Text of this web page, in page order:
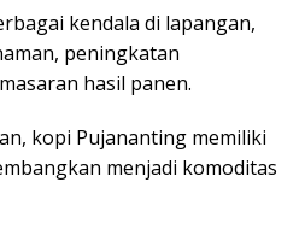
kendala di lapangan,
peningkatan
hasil panen.
kopi Pujananting memiliki
menjadi komoditas